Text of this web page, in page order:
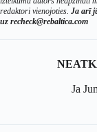
redaktori vienojoties. Ja arī
uz recheck@rebaltica.com
Ja